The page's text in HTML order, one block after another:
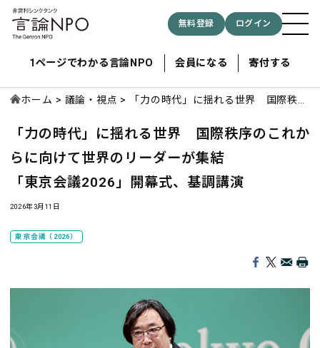
無料登録 ログイン
1ページでわかる言論NPO 会員になる 寄付する
ホーム 議論・視点
「力の時代」に揺れる世界 国際秩序
集結 「東京会議2026」開幕式、基調
講演
「力の時代」に揺れる世界 国際秩序のこれか
らに向けて世界のリーダーが集結
「東京会議2026」開幕式、基調講演
2026年3月11日
東京会議（2026）